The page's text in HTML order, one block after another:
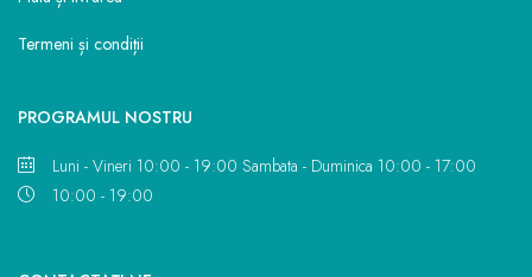
Termeni și condiții
PROGRAMUL NOSTRU
Luni - Vineri 10:00 - 19:00 Sambata - Duminica 10:00 - 17:00
10:00 - 19:00